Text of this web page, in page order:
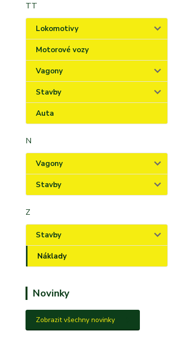
TT
Lokomotivy
Motorové vozy
Vagony
Stavby
Auta
N
Vagony
Stavby
Z
Stavby
Náklady
Novinky
Zobrazit všechny novinky